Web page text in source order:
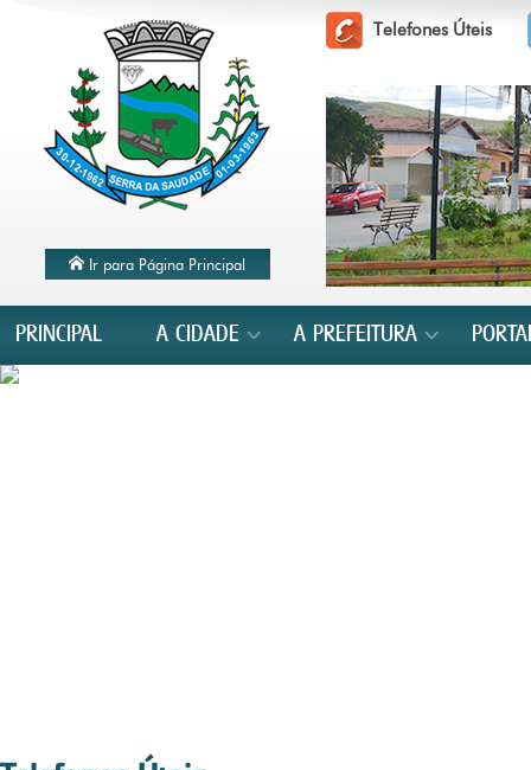
Ir para Página Principal
Telefones Úteis
PRINCIPAL A CIDADE A PREFEITURA